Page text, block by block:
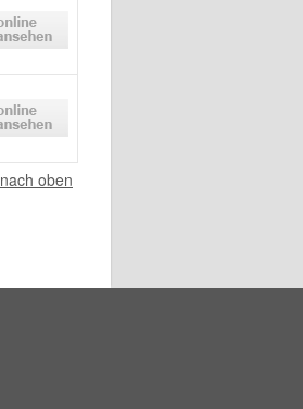
nach oben